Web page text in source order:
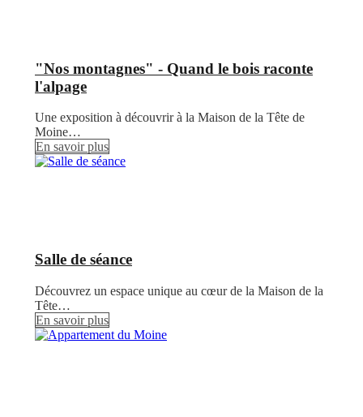
"Nos montagnes" - Quand le bois raconte
l'alpage
Une exposition à découvrir à la Maison de la Tête de
Moine…
En savoir plus
Salle de séance
Découvrez un espace unique au cœur de la Maison de la
Tête…
En savoir plus